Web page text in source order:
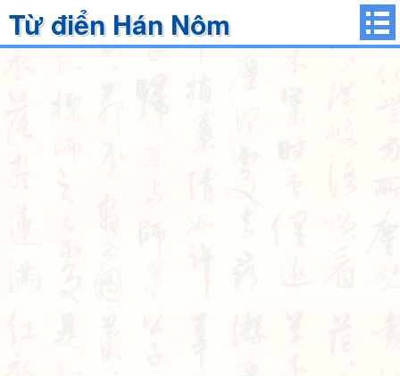
Từ điển Hán Nôm